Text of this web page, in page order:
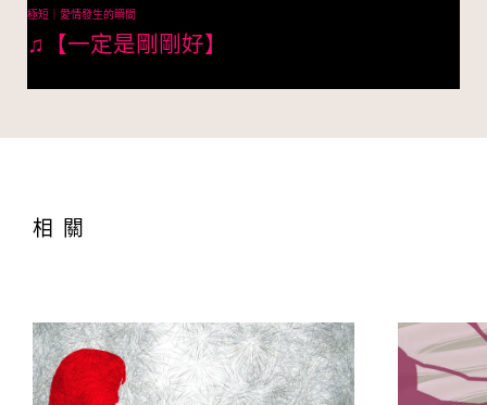
極短｜愛情發生的瞬間
♫【一定是剛剛好】
相關